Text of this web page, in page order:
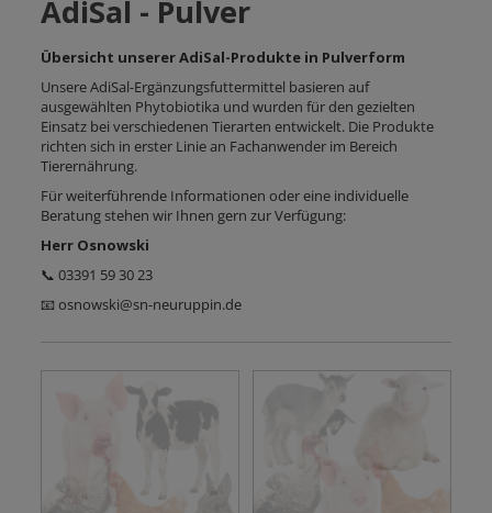
AdiSal - Pulver
Übersicht unserer AdiSal-Produkte in Pulverform
Unsere AdiSal-Ergänzungsfuttermittel basieren auf
ausgewählten Phytobiotika und wurden für den gezielten
Einsatz bei verschiedenen Tierarten entwickelt. Die Produkte
richten sich in erster Linie an Fachanwender im Bereich
Tierernährung.
Für weiterführende Informationen oder eine individuelle
Beratung stehen wir Ihnen gern zur Verfügung:
Herr Osnowski
📞 03391 59 30 23
📧 osnowski@sn-neuruppin.de